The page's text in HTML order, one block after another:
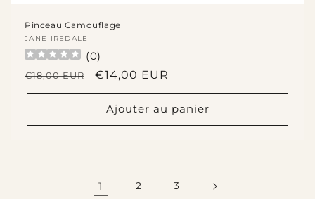
Pinceau Camouflage
Fournisseur :
JANE IREDALE
(0)
Prix
habituel
€18,00 EUR
Prix
promotionnel
€14,00 EUR
Ajouter au panier
1 2 3